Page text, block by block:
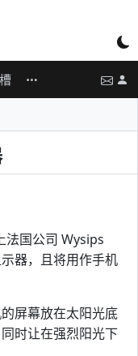
法国公司 Wysips
器，且将用作手机
屏幕放在太阳光底
时让在强烈阳光下